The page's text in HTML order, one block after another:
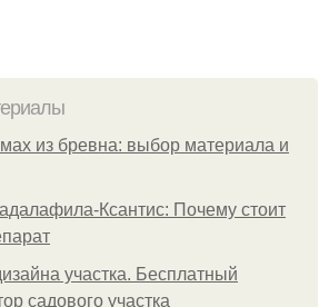
из бревна: выбор материала и
Ксантис: Почему стоит
участка. Бесплатный
садового участка